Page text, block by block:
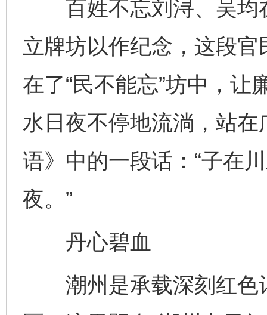
百姓不忘刘浔、吴均
立牌坊以作纪念，这段
在了“民不能忘”坊中，让
水日夜不停地流淌，站
语》中的一段话：“子在
夜。”
丹心碧血
潮州是承载深刻红色